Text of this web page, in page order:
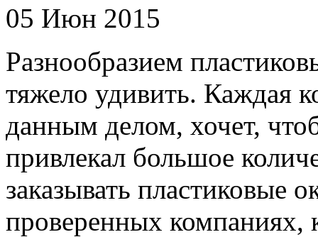
05 Июн 2015
Разнообразием
тяжело удивить. Каждая
данным делом, хочет,
привлекал большое
заказывать пластиковые
проверенных компаниях,